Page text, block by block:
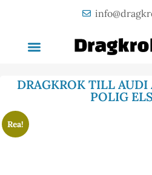
DRAGKROK TILL AUDI
POLIG
Rea!